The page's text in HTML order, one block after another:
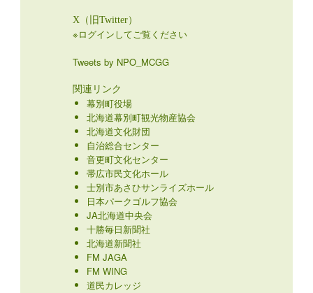
X（旧Twitter）
※ログインしてご覧ください
Tweets by NPO_MCGG
関連リンク
幕別町役場
北海道幕別町観光物産協会
北海道文化財団
自治総合センター
音更町文化センター
帯広市民文化ホール
士別市あさひサンライズホール
日本パークゴルフ協会
JA北海道中央会
十勝毎日新聞社
北海道新聞社
FM JAGA
FM WING
道民カレッジ